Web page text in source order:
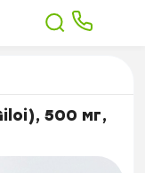
500 мг,